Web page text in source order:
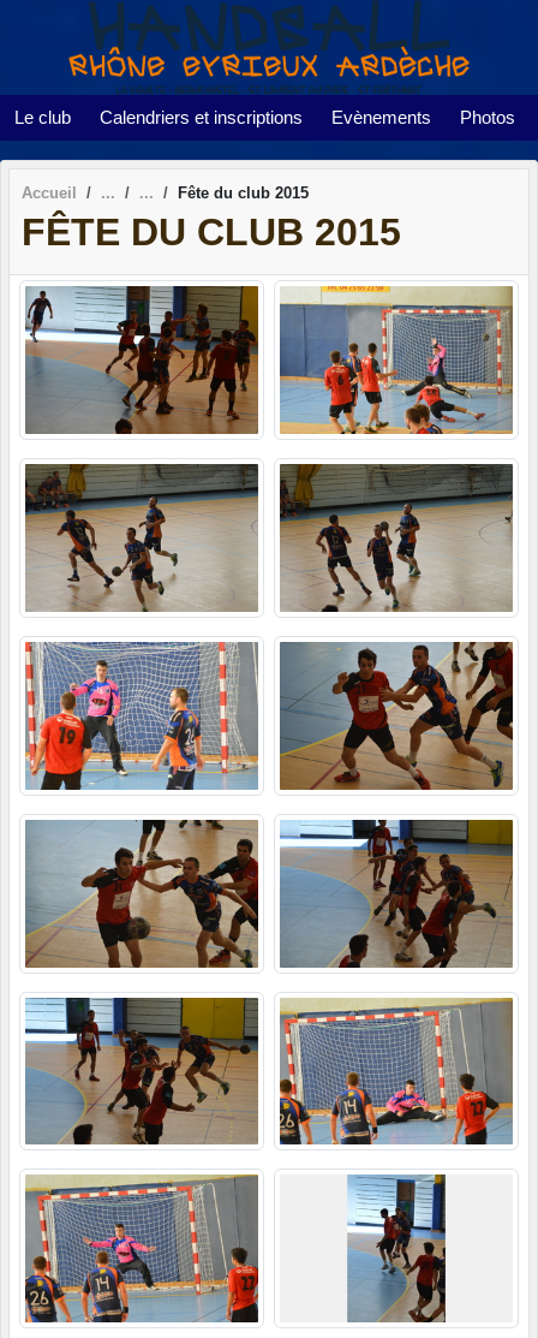
Le club Calendriers et inscriptions Evènements Photos
Accueil Fête du club 2015
FÊTE DU CLUB 2015
Panneau de gestion des cookies